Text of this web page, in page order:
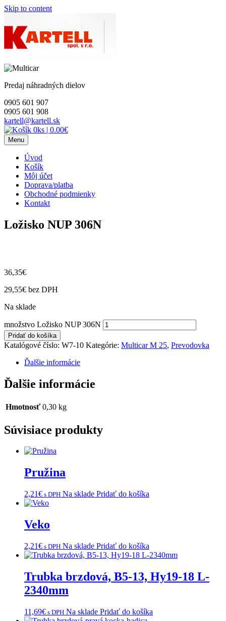
Skip to content
Predaj náhradných dielov
0905 601 907
0905 601 908
kartell@kartell.sk
0ks | 0.00€
Menu
Úvod
Košík
Môj účet
Doprava/platba
Obchodné podmienky
Kontakt
Ložisko NUP 306N
36,35€
29,55€ bez DPH
Na sklade
množstvo Ložisko NUP 306N
Pridať do košíka
Katalógové číslo: W7-10 Kategórie: Multicar M 25, Prevodovka
Ďalšie informácie
Ďalšie informácie
Hmotnosť 0,30 kg
Súvisiace produkty
Pružina
2,21€ s DPH Na sklade Pridať do košíka
Veko
2,21€ s DPH Na sklade Pridať do košíka
Trubka brzdová, B5-13, Hy19-18 L-
2340mm
11,69€ s DPH Na sklade Pridať do košíka